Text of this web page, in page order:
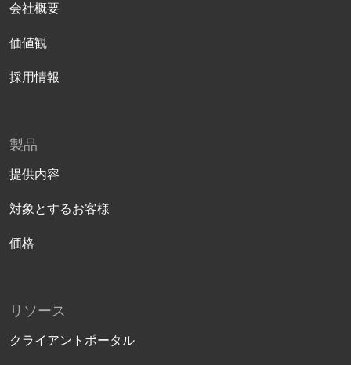
会社概要
価値観
採用情報
製品
提供内容
対象とするお客様
価格
リソース
クライアントポータル